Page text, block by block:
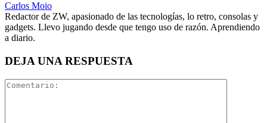
Carlos Moio
Redactor de ZW, apasionado de las tecnologías, lo retro, consolas y
gadgets. Llevo jugando desde que tengo uso de razón. Aprendiendo
a diario.
DEJA UNA RESPUESTA